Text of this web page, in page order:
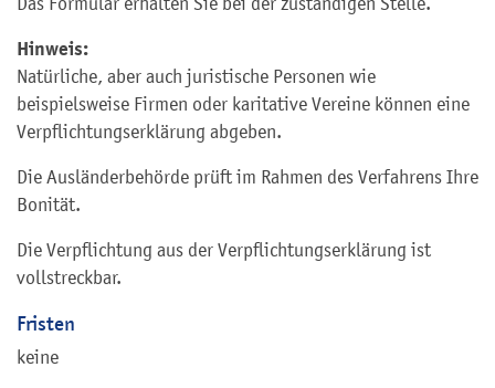
Hinweis:
Natürliche, aber auch juristische Personen wie
beispielsweise Firmen oder karitative Vereine können eine
Verpflichtungserklärung abgeben.
Die Ausländerbehörde prüft im Rahmen des Verfahrens Ihre
Bonität.
Die Verpflichtung aus der Verpflichtungserklärung ist
vollstreckbar.
Fristen
keine